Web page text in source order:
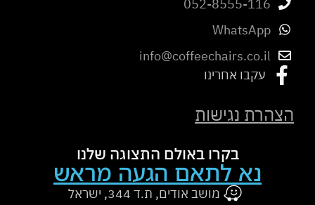
052-8555-116
WhatsApp
info@coffeechairs.co.il
עקבו אחרינו
הצהרת נגישות
בקרו באולם התצוגה שלנו
נא לתאם הגעה מראש
מושב אודים, ת.ד 344, ישראל